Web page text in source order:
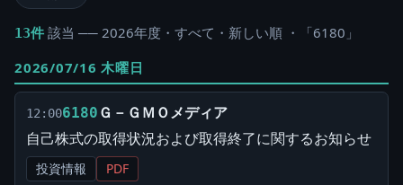
13件 該当 ── 2026年度・すべて・新しい順 ・「6180」
2026/07/16 木曜日
12:006180 Ｇ－ＧＭＯメディア
自己株式の取得状況および取得終了に関するお知らせ
投資情報 PDF